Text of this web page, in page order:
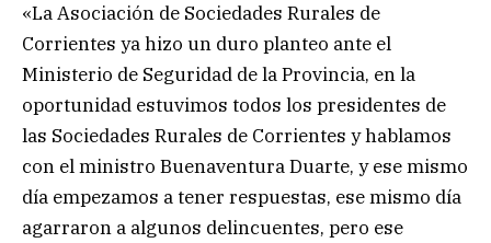
«La Asociación de Sociedades Rurales de
Corrientes ya hizo un duro planteo ante el
Ministerio de Seguridad de la Provincia, en la
oportunidad estuvimos todos los presidentes de
las Sociedades Rurales de Corrientes y hablamos
con el ministro Buenaventura Duarte, y ese mismo
día empezamos a tener respuestas, ese mismo día
agarraron a algunos delincuentes, pero ese